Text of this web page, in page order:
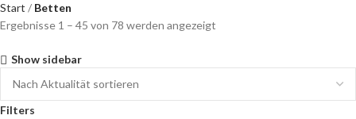
Start
Betten
Ergebnisse 1 – 45 von 78 werden angezeigt
Show sidebar
Filters